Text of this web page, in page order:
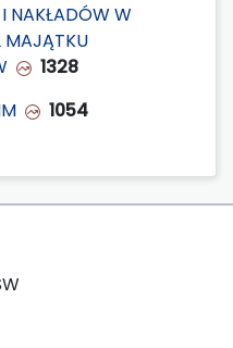
NAKŁADÓW W
MAJĄTKU
1328
1054